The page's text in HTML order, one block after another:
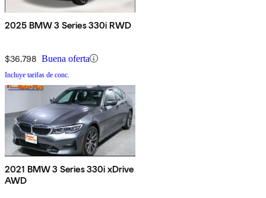
2025 BMW 3 Series 330i RWD
$36,798 Buena oferta
Incluye tarifas de conc.
2021 BMW 3 Series 330i xDrive
AWD